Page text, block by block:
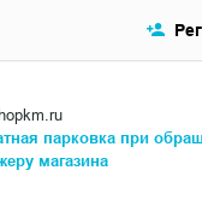
парковка при
магазина